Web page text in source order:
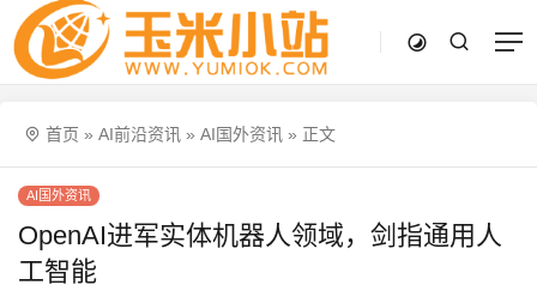
首页 » AI前沿资讯 » AI国外资讯 » 正文
AI国外资讯
OpenAI进军实体机器人领域，剑指通用人
工智能